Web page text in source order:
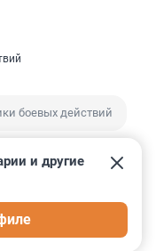
боевых действий
и другие